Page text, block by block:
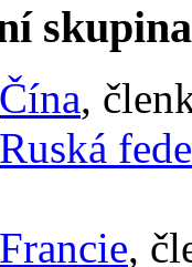
Čína,
Ruská
Francie,